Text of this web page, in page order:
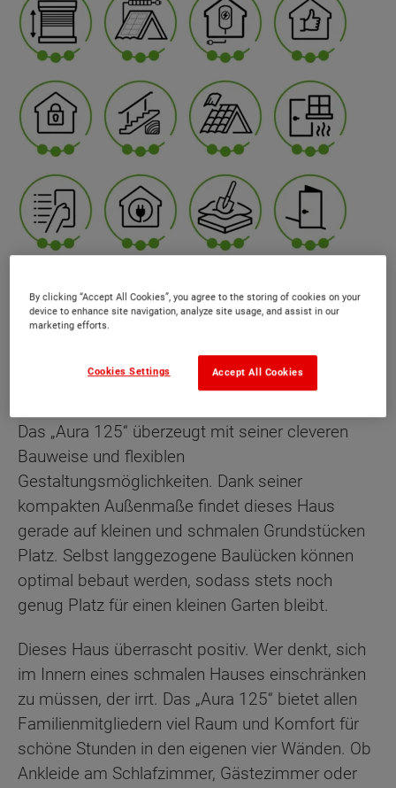
Das „Aura 125“ überzeugt mit seiner cleveren
Bauweise und flexiblen
Gestaltungsmöglichkeiten. Dank seiner
kompakten Außenmaße findet dieses Haus
gerade auf kleinen und schmalen Grundstücken
Platz. Selbst langgezogene Baulücken können
optimal bebaut werden, sodass stets noch
genug Platz für einen kleinen Garten bleibt.
Dieses Haus überrascht positiv. Wer denkt, sich
im Innern eines schmalen Hauses einschränken
zu müssen, der irrt. Das „Aura 125“ bietet allen
Familienmitgliedern viel Raum und Komfort für
schöne Stunden in den eigenen vier Wänden. Ob
Ankleide am Schlafzimmer, Gästezimmer oder
By clicking “Accept All Cookies”, you agree to the storing of cookies on your
device to enhance site navigation, analyze site usage, and assist in our
marketing efforts.
Accept All Cookies
Cookies Settings